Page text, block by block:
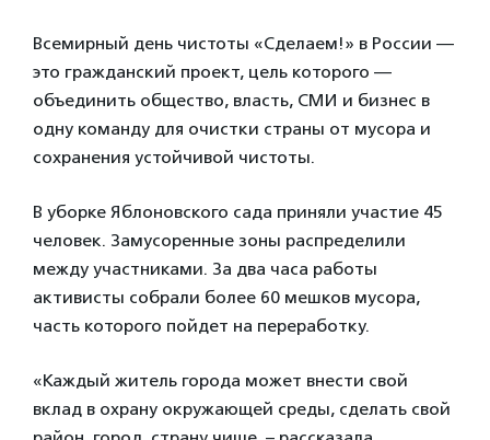
Всемирный день чистоты «Сделаем!» в России —
это гражданский проект, цель которого —
объединить общество, власть, СМИ и бизнес в
одну команду для очистки страны от мусора и
сохранения устойчивой чистоты.
В уборке Яблоновского сада приняли участие 45
человек. Замусоренные зоны распределили
между участниками. За два часа работы
активисты собрали более 60 мешков мусора,
часть которого пойдет на переработку.
«Каждый житель города может внести свой
вклад в охрану окружающей среды, сделать свой